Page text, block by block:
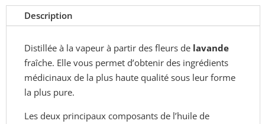
Description
Distillée à la vapeur à partir des fleurs de lavande
fraîche. Elle vous permet d’obtenir des ingrédients
médicinaux de la plus haute qualité sous leur forme
la plus pure.
Les deux principaux composants de l’huile de